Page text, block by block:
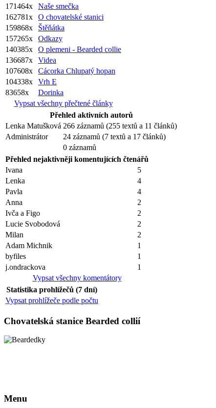
171464x
Naše smečka
162781x
O chovatelské stanici
159868x
Štěňátka
157265x
Odkazy
140385x
O plemeni - Bearded collie
136687x
Videa
107608x
Cácorka Chlupatý hopan
104338x
Vrh E
83658x
Dorinka
Vypsat všechny přečtené články
Přehled aktivních autorů
Lenka Matušková 266 záznamů (255 textů a 11 článků)
Administrátor
24 záznamů (7 textů a 17 článků)
0 záznamů
Přehled nejaktivněji komentujících čtenářů
Ivana
5
Lenka
4
Pavla
4
Anna
2
Ivča a Figo
2
Lucie Svobodová
2
Milan
2
Adam Michnik
1
byfiles
1
j.ondrackova
1
Vypsat všechny komentátory
Statistika prohlížečů (7 dní)
Vypsat prohlížeče podle počtu
Chovatelská stanice Bearded collií
Menu